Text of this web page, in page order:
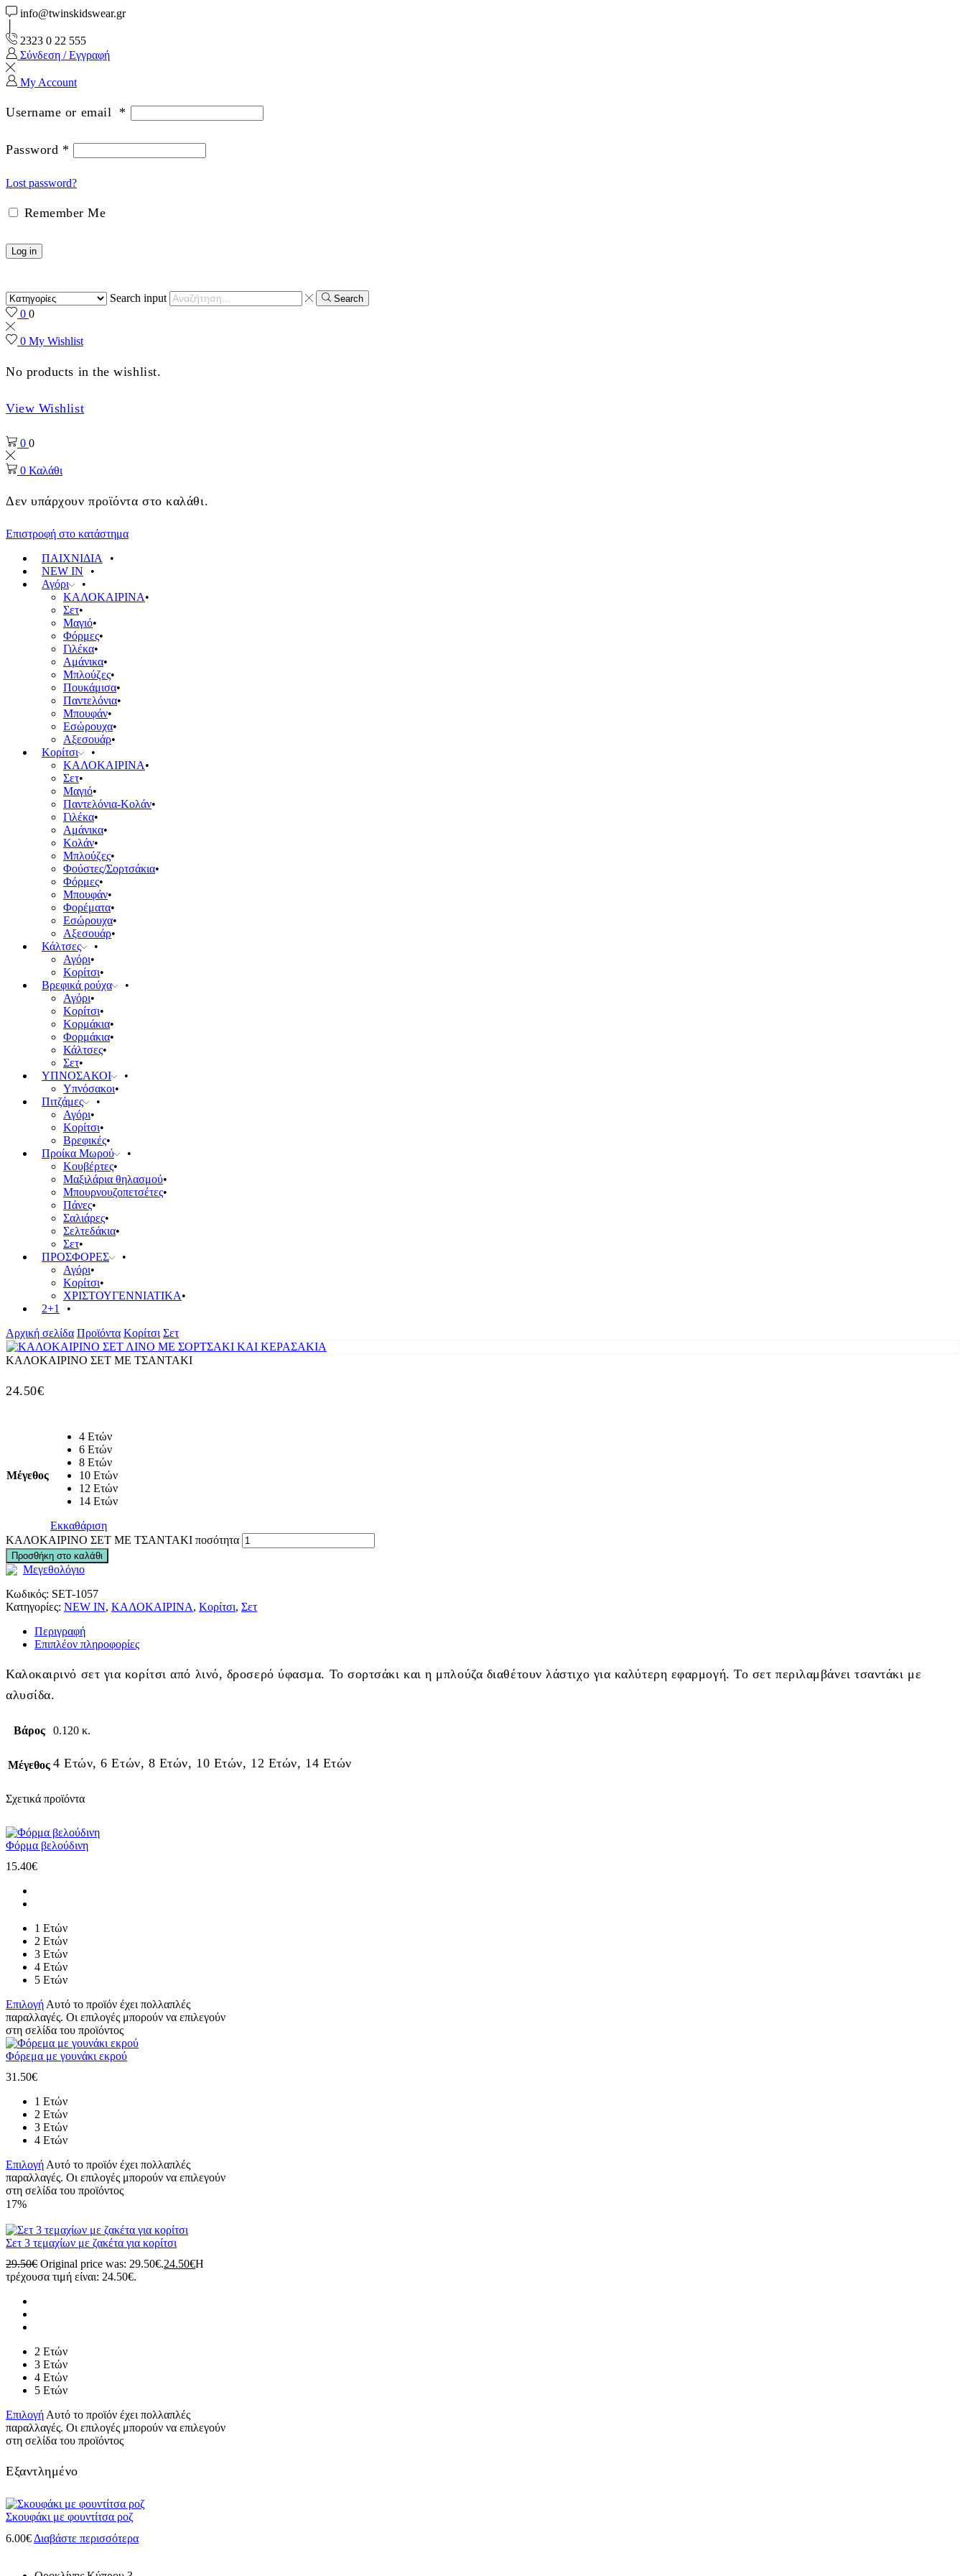
info@twinskidswear.gr
2323 0 22 555
Σύνδεση / Εγγραφή
My Account
Username or email *
Password *
Lost password?
Remember Me
Log in
Search input Search
0 0
0 My Wishlist
No products in the wishlist.
View Wishlist
0 0
0 Καλάθι
Δεν υπάρχουν προϊόντα στο καλάθι.
Επιστροφή στο κατάστημα
ΠΑΙΧΝΙΔΙΑ
NEW IN
Αγόρι
ΚΑΛΟΚΑΙΡΙΝΑ
Σετ
Μαγιό
Φόρμες
Γιλέκα
Αμάνικα
Μπλούζες
Πουκάμισα
Παντελόνια
Μπουφάν
Εσώρουχα
Αξεσουάρ
Κορίτσι
ΚΑΛΟΚΑΙΡΙΝΑ
Σετ
Μαγιό
Παντελόνια-Κολάν
Γιλέκα
Αμάνικα
Κολάν
Μπλούζες
Φούστες/Σορτσάκια
Φόρμες
Μπουφάν
Φορέματα
Εσώρουχα
Αξεσουάρ
Κάλτσες
Αγόρι
Κορίτσι
Βρεφικά ρούχα
Αγόρι
Κορίτσι
Κορμάκια
Φορμάκια
Κάλτσες
Σετ
ΥΠΝΟΣΑΚΟΙ
Υπνόσακοι
Πιτζάμες
Αγόρι
Κορίτσι
Βρεφικές
Προίκα Μωρού
Κουβέρτες
Μαξιλάρια θηλασμού
Μπουρνουζοπετσέτες
Πάνες
Σαλιάρες
Σελτεδάκια
Σετ
ΠΡΟΣΦΟΡΕΣ
Αγόρι
Κορίτσι
ΧΡΙΣΤΟΥΓΕΝΝΙΑΤΙΚΑ
2+1
Αρχική σελίδα Προϊόντα Κορίτσι Σετ
ΚΑΛΟΚΑΙΡΙΝΟ ΣΕΤ ΜΕ ΤΣΑΝΤΑΚΙ
24.50€
Μέγεθος
4 Ετών
6 Ετών
8 Ετών
10 Ετών
12 Ετών
14 Ετών
Εκκαθάριση
ΚΑΛΟΚΑΙΡΙΝΟ ΣΕΤ ΜΕ ΤΣΑΝΤΑΚΙ ποσότητα
Προσθήκη στο καλάθι
Μεγεθολόγιο
Κωδικός: SET-1057
Κατηγορίες: NEW IN, ΚΑΛΟΚΑΙΡΙΝΑ, Κορίτσι, Σετ
Περιγραφή
Επιπλέον πληροφορίες
Καλοκαιρινό σετ για κορίτσι από λινό, δροσερό ύφασμα. Το σορτσάκι και η μπλούζα διαθέτουν λάστιχο για καλύτερη εφαρμογή. Το σετ περιλαμβάνει τσαντάκι με
αλυσίδα.
Βάρος 0.120 κ.
Μέγεθος 4 Ετών, 6 Ετών, 8 Ετών, 10 Ετών, 12 Ετών, 14 Ετών
Σχετικά προϊόντα
Φόρμα βελούδινη
15.40€
1 Ετών
2 Ετών
3 Ετών
4 Ετών
5 Ετών
Επιλογή Αυτό το προϊόν έχει πολλαπλές
παραλλαγές. Οι επιλογές μπορούν να επιλεγούν
στη σελίδα του προϊόντος
Φόρεμα με γουνάκι εκρού
31.50€
1 Ετών
2 Ετών
3 Ετών
4 Ετών
Επιλογή Αυτό το προϊόν έχει πολλαπλές
παραλλαγές. Οι επιλογές μπορούν να επιλεγούν
στη σελίδα του προϊόντος
17%
Σετ 3 τεμαχίων με ζακέτα για κορίτσι
29.50€ Original price was: 29.50€.24.50€Η
τρέχουσα τιμή είναι: 24.50€.
2 Ετών
3 Ετών
4 Ετών
5 Ετών
Επιλογή Αυτό το προϊόν έχει πολλαπλές
παραλλαγές. Οι επιλογές μπορούν να επιλεγούν
στη σελίδα του προϊόντος
Εξαντλημένο
Σκουφάκι με φουντίτσα ροζ
6.00€ Διαβάστε περισσότερα